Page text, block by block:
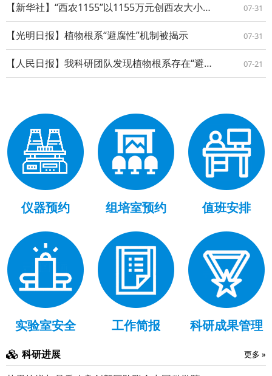
【新华社】“西农1155”以1155万元创西农大小麦品种转化价格纪录 07-31
【光明日报】植物根系“避腐性”机制被揭示 07-31
【人民日报】我科研团队发现植物根系存在“避腐性” 07-21
仪器预约 组培室预约 值班安排
实验室安全 工作简报 科研成果管理
科研进展 更多 »